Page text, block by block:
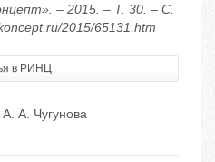
– 2015. – Т. 30. – С.
2015/65131.htm
в РИНЦ
А. А. Чугунова